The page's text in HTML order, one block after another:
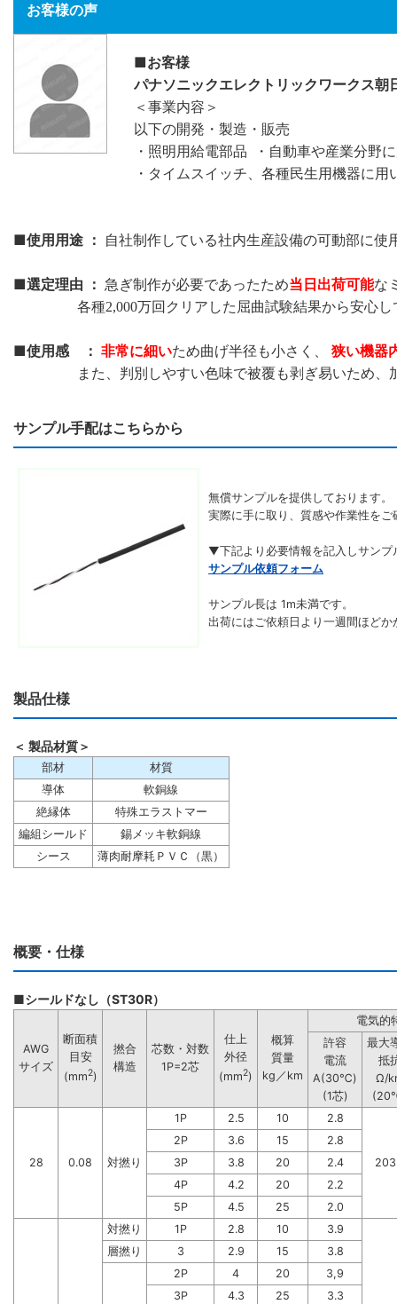
お客様の声
■お客様
パナソニックエレクトリックワークス朝
＜事業内容＞
以下の開発・製造・販売
・照明用給電部品 ・自動車や産業分野
・タイムスイッチ、各種民生用機器に用
■使用用途 ： 自社制作している社内生産設備の可動部に使
■選定理由 ： 急ぎ制作が必要であったため当日出荷可能な
各種2,000万回クリアした屈曲試験結果から安心し
■使用感 ： 非常に細いため曲げ半径も小さく、 狭い機器
また、判別しやすい色味で被覆も剥ぎ易いため、加
サンプル手配はこちらから
無償サンプルを提供しております。
実際に手に取り、質感や作業性をご
▼下記より必要情報を記入しサンプ
サンプル依頼フォーム
サンプル長は 1m未満です。
出荷にはご依頼日より一週間ほど
製品仕様
＜ 製品材質＞
部材
材質
導体
軟銅線
絶縁体
特殊エラストマー
編組シールド
錫メッキ軟銅線
シース
薄肉耐摩耗ＰＶＣ（黒）
概要・仕様
■シールドなし（ST30R）
AWG
サイズ
断面積
目安
(mm2)
撚合
構造
芯数・対数
1P=2芯
仕上
外径
(mm2)
概算
質量
kg／km
電気的
許容
電流
A(30℃)
(1芯)
最大
抵
Ω/
28 0.08 対撚り
1P 2.5 10 2.8
2P 3.6 15
2.8
3P
3.8 20
2.4
4P
4.2 20
2.2
5P
4.5 25
2.0
対撚り
1P 2.8 10
3.9
層撚り
3 2.9 15
3.8
2P
4 20
3,9
3P
4.3 25 3.3